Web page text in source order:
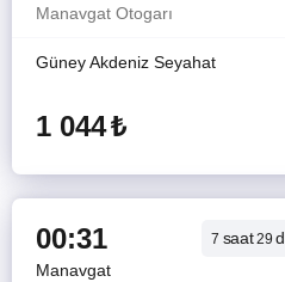
Manavgat Otogarı
Güney Akdeniz Seyahat
1 044₺
00:31 7 saat29
Manavgat